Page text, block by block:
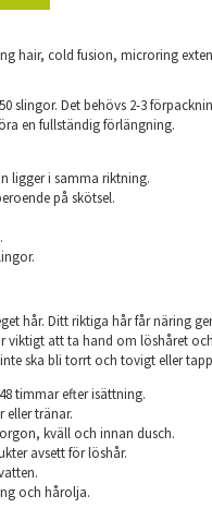
hair, cold fusion, microring
slingor. Det behövs 2-3
en fullständig förlängning.
ligger i samma riktning.
på skötsel.
hår. Ditt riktiga hår får näring
viktigt att ta hand om löshåret
ska bli torrt och tovigt eller
timmar efter isättning.
eller tränar.
kväll och innan dusch.
avsett för löshår.
och hårolja.